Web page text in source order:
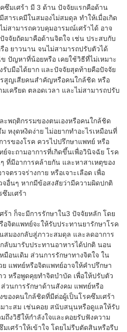
มเศร้า มี 3 ด้าน ปัจจัยแรกคือด้าน
ารเคมีในสมองไม่สมดุล ทำให้เมื่อเกิด
ม่สามารถควบคุมอารมณ์เศร้าได้ อาจ
จจัยถัดมาคือด้านจิตใจ เช่น ประสบกับ
อ ยาวนาน จนไม่สามารถปรับตัวได้
ปัญหาที่น้อยหรือ เคยใช้วิธีที่ไม่เหมาะ
บมือได้ยาก และปัจจัยสุดท้ายคือปัจจัย
สูญเสียคนสำคัญหรือคนใกล้ชิด หรือ
เครียด ตลอดเวลา และไม่สามารถปรับ
พฤติกรรมของตนเองหรือคนใกล้ชิด
หงุดหงิดง่าย ไม่อยากทำอะไรเหมือนที่
ารของโรค ควรไปปรึกษาแพทย์ หรือ
จะถามอาการที่เกิดขึ้นเพื่อวินิจฉัย โรค
ที่มีอาการคล้ายกัน และหาสาเหตุของ
ตรวจร่างกาย หรือเจาะเลือด เพื่อ
จอื่นๆ หากมีข้อสงสัยว่ามีความผิดปกติ
ซึมเศร้า
ก็จะมีการรักษาใน3 ปัจจัยหลัก โดย
อจิตแพทย์จะให้รับประทานยารักษาโรค
สมองกลับสู่ภาวะสมดุล และลดอาการ
ลับมารับประทานอาหารได้ปกติ นอน
อนเดิม ส่วนการรักษาทางจิตใจ ใน
แพทย์หรือจิตแพทย์อาจให้คำปรึกษา
หรือพูดคุยทำจิตบำบัด เพื่อให้ปรับตัว
วนการรักษาด้านสังคม แพทย์หรือ
องคนใกล้ชิดที่มีต่อผู้เป็นโรคซึมเศร้า
าะสม เช่นคอย สนับสนุนหรือดูแลให้รับ
ถึงวิธีให้กำลังใจและคอยรับฟังความ
เศร้าให้เข้าใจ โดยไม่รีบตัดสินหรือรีบ